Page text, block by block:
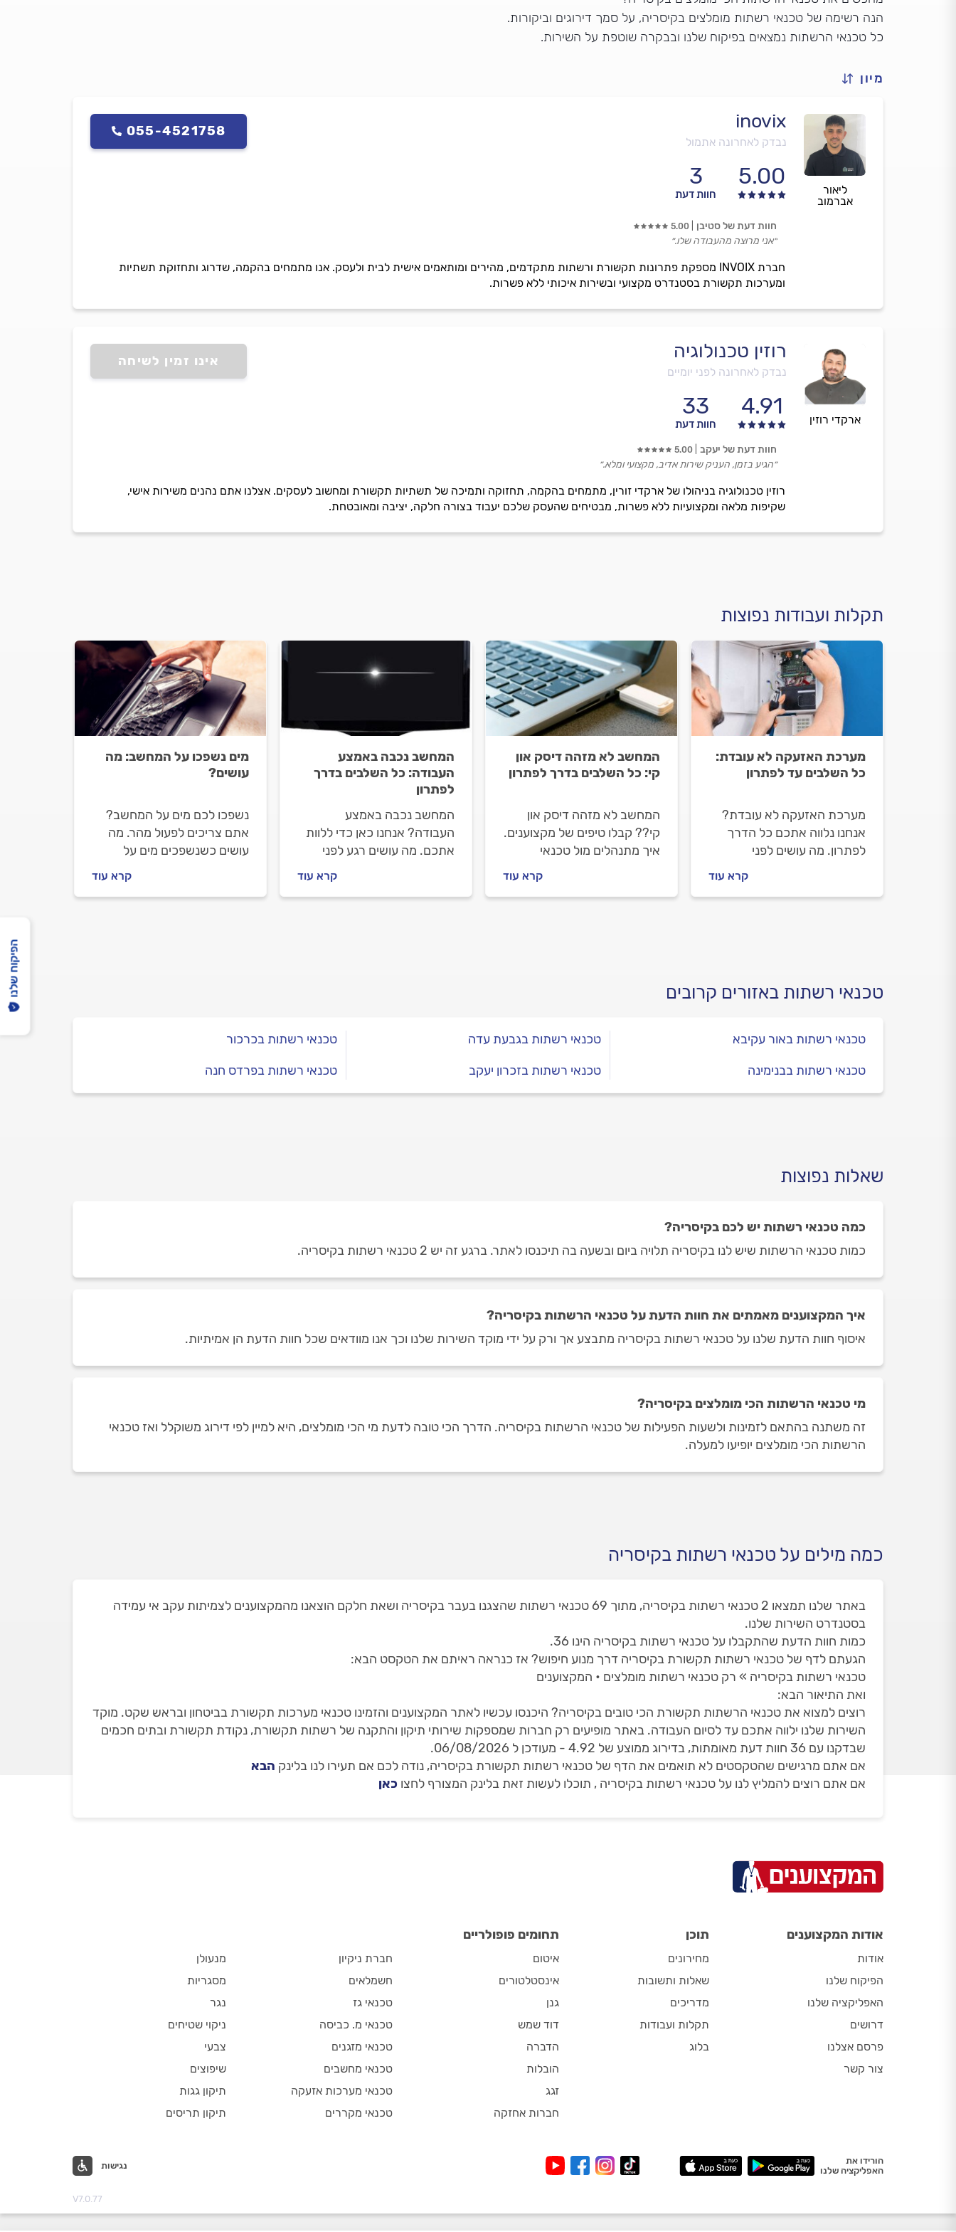
הנה רשימה של טכנאי רשתות מומלצים בקיסריה, על סמך דירוגים וביקורות.
כל טכנאי הרשתות נמצאים בפיקוח שלנו ובבקרה שוטפת על השירות.
מיון
ליאור
אברמוב
inovix
נבדק לאחרונה אתמול
5.00
3
חוות דעת
055-4521758
חברת INVOIX מספקת פתרונות תקשורת ורשתות מתקדמים, מהירים ומותאמים אישית לבית ולעסק. אנו מתמחים בהקמה, שדרוג ותחזוקת תשתיות
ומערכות תקשורת בסטנדרט מקצועי ובשירות איכותי ללא פשרות.
חוות דעת של סטיבן 5.00
״אני מרוצה מהעבודה שלו.״
ארקדי רוזין
רוזין טכנולוגיה
נבדק לאחרונה לפני יומיים
4.91
33
חוות דעת
אינו זמין לשיחה
רוזין טכנולוגיה בניהולו של ארקדי זורין, מתמחים בהקמה, תחזוקה ותמיכה של תשתיות תקשורת ומחשוב לעסקים. אצלנו אתם נהנים משירות אישי,
שקיפות מלאה ומקצועיות ללא פשרות, מבטיחים שהעסק שלכם יעבוד בצורה חלקה, יציבה ומאובטחת.
חוות דעת של יעקב 5.00
״הגיע בזמן, העניק שירות אדיב, מקצועי ומלא.״
תקלות ועבודות נפוצות
מערכת האזעקה לא עובדת:
כל השלבים עד לפתרון
מערכת האזעקה לא עובדת?
אנחנו נלווה אתכם כל הדרך
לפתרון. מה עושים לפני
אזעקה ואיך מתנהלים מולו? כל
התשובות לפניכם.
קרא עוד
המחשב לא מזהה דיסק און
קי: כל השלבים בדרך לפתרון
המחשב לא מזהה דיסק און
קי?? קבלו טיפים של מקצוענים.
איך מתנהלים מול טכנאי
קרא עוד
המחשב נכבה באמצע
העבודה: כל השלבים בדרך
לפתרון
המחשב נכבה באמצע
העבודה? אנחנו כאן כדי ללוות
אתכם. מה עושים רגע לפני
מתנהלים מול טכנאי המחשבים
וכמה יעלה התיקון? כל
קרא עוד
מים נשפכו על המחשב: מה
עושים?
נשפכו לכם מים על המחשב?
אתם צריכים לפעול מהר. מה
עושים כשנשפכים מים על
קרא עוד
טכנאי רשתות באזורים קרובים
טכנאי רשתות באור עקיבא
טכנאי רשתות בבנימינה
טכנאי רשתות בגבעת עדה
טכנאי רשתות בזכרון יעקב
טכנאי רשתות בכרכור
טכנאי רשתות בפרדס חנה
שאלות נפוצות
כמה טכנאי רשתות יש לכם בקיסריה?
כמות טכנאי הרשתות שיש לנו בקיסריה תלויה ביום ובשעה בה תיכנסו לאתר. ברגע זה יש 2 טכנאי רשתות בקיסריה.
איך המקצוענים מאמתים את חוות הדעת על טכנאי הרשתות בקיסריה?
איסוף חוות הדעת שלנו על טכנאי רשתות בקיסריה מתבצע אך ורק על ידי מוקד השירות שלנו וכך אנו מוודאים שכל חוות הדעת הן אמיתיות.
מי טכנאי הרשתות הכי מומלצים בקיסריה?
זה משתנה בהתאם לזמינות ולשעות הפעילות של טכנאי הרשתות בקיסריה. הדרך הכי טובה לדעת מי הכי מומלצים, היא למיין לפי דירוג משוקלל ואז טכנאי
הרשתות הכי מומלצים יופיעו למעלה.
כמה מילים על טכנאי רשתות בקיסריה
באתר שלנו תמצאו 2 טכנאי רשתות בקיסריה, מתוך 69 טכנאי רשתות שהצגנו בעבר בקיסריה ושאת חלקם הוצאנו מהמקצוענים לצמיתות עקב אי עמידה
בסטנדרט השירות שלנו.
כמות חוות הדעת שהתקבלו על טכנאי רשתות בקיסריה הינו 36.
הגעתם לדף של טכנאי רשתות תקשורת בקיסריה דרך מנוע חיפוש? אז כנראה ראיתם את הטקסט הבא:
טכנאי רשתות בקיסריה » רק טכנאי רשתות מומלצים • המקצוענים
ואת התיאור הבא:
רוצים למצוא את טכנאי הרשתות תקשורת הכי טובים בקיסריה? היכנסו עכשיו לאתר המקצוענים והזמינו טכנאי מערכות תקשורת בביטחון ובראש שקט. מוקד
השירות שלנו ילווה אתכם עד לסיום העבודה. באתר מופיעים רק חברות שמספקות שירותי תיקון והתקנה של רשתות תקשורת, נקודת תקשורת ובתים חכמים
שבדקנו עם 36 חוות דעת מאומתות, בדירוג ממוצע של 4.92 - מעודכן ל 06/08/2026.
אם אתם מרגישים שהטקסטים לא תואמים את הדף של טכנאי רשתות תקשורת בקיסריה, נודה לכם אם תעירו לנו בלינק הבא
אם אתם רוצים להמליץ לנו על טכנאי רשתות בקיסריה , תוכלו לעשות זאת בלינק המצורף לחצו כאן
הפיקוח שלנו
אודות המקצוענים
אודות
הפיקוח שלנו
האפליקציה שלנו
דרושים
פרסם אצלנו
צור קשר
תוכן
מחירונים
שאלות ותשובות
מדריכים
תקלות ועבודות
בלוג
תחומים פופולריים
איטום
אינסטלטורים
גנן
דוד שמש
הדברה
הובלות
זגג
חברות אחזקה
חברת ניקיון
חשמלאים
טכנאי גז
טכנאי מ. כביסה
טכנאי מזגנים
טכנאי מחשבים
טכנאי מערכות אזעקה
טכנאי מקררים
מנעולן
מסגריות
נגר
ניקוי שטיחים
צבעי
שיפוצים
תיקון גגות
תיקון תריסים
הורידו את
האפליקציה שלנו
נגישות
V7.0.77